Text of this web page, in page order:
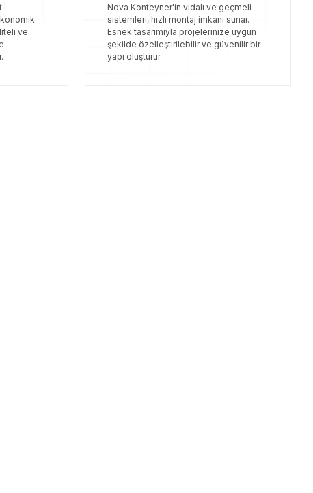
ve
Nova Konteyner'in vidalı ve geçmeli
sistemleri, hızlı montaj imkanı sunar.
Esnek tasarımıyla projelerinize uygun
şekilde özelleştirilebilir ve güvenilir bir
yapı oluşturur.